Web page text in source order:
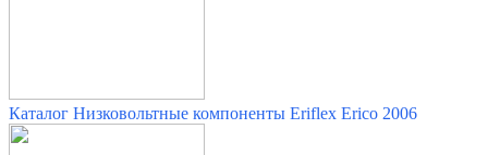
Каталог Низковольтные компоненты Eriflex Erico 2006